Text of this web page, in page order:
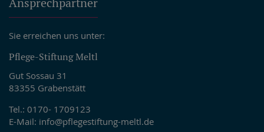
Sie erreichen uns unter:
Pflege-Stiftung Meltl
Gut Sossau 31
83355 Grabenstätt
Tel.: 0170- 1709123
E-Mail: info@pflegestiftung-meltl.de